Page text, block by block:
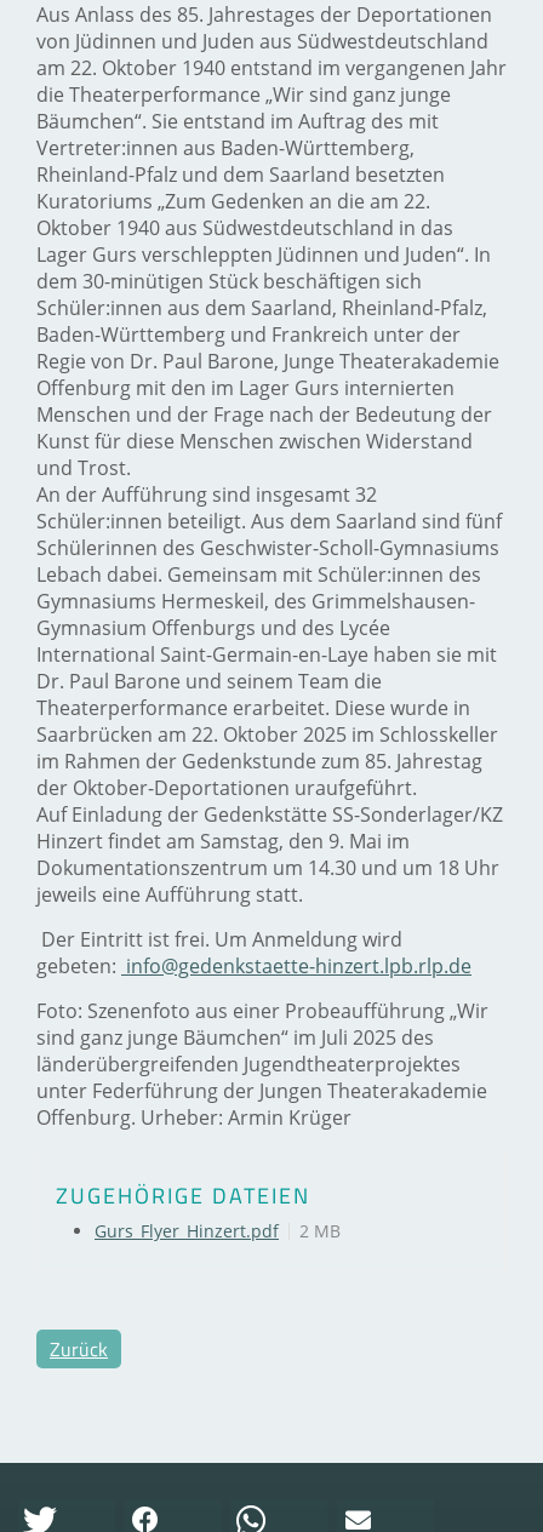
Aus Anlass des 85. Jahrestages der Deportationen
von Jüdinnen und Juden aus Südwestdeutschland
am 22. Oktober 1940 entstand im vergangenen Jahr
die Theaterperformance „Wir sind ganz junge
Bäumchen“. Sie entstand im Auftrag des mit
Vertreter:innen aus Baden-Württemberg,
Rheinland-Pfalz und dem Saarland besetzten
Kuratoriums „Zum Gedenken an die am 22.
Oktober 1940 aus Südwestdeutschland in das
Lager Gurs verschleppten Jüdinnen und Juden“. In
dem 30-minütigen Stück beschäftigen sich
Schüler:innen aus dem Saarland, Rheinland-Pfalz,
Baden-Württemberg und Frankreich unter der
Regie von Dr. Paul Barone, Junge Theaterakademie
Offenburg mit den im Lager Gurs internierten
Menschen und der Frage nach der Bedeutung der
Kunst für diese Menschen zwischen Widerstand
und Trost.
An der Aufführung sind insgesamt 32
Schüler:innen beteiligt. Aus dem Saarland sind fünf
Schülerinnen des Geschwister-Scholl-Gymnasiums
Lebach dabei. Gemeinsam mit Schüler:innen des
Gymnasiums Hermeskeil, des Grimmelshausen-
Gymnasium Offenburgs und des Lycée
International Saint-Germain-en-Laye haben sie mit
Dr. Paul Barone und seinem Team die
Theaterperformance erarbeitet. Diese wurde in
Saarbrücken am 22. Oktober 2025 im Schlosskeller
im Rahmen der Gedenkstunde zum 85. Jahrestag
der Oktober-Deportationen uraufgeführt.
Auf Einladung der Gedenkstätte SS-Sonderlager/KZ
Hinzert findet am Samstag, den 9. Mai im
Dokumentationszentrum um 14.30 und um 18 Uhr
jeweils eine Aufführung statt.
Der Eintritt ist frei. Um Anmeldung wird
gebeten: info@gedenkstaette-hinzert.lpb.rlp.de
Foto: Szenenfoto aus einer Probeaufführung „Wir
sind ganz junge Bäumchen“ im Juli 2025 des
länderübergreifenden Jugendtheaterprojektes
unter Federführung der Jungen Theaterakademie
Offenburg. Urheber: Armin Krüger
ZUGEHÖRIGE DATEIEN
Gurs_Flyer_Hinzert.pdf 2 MB
Zurück